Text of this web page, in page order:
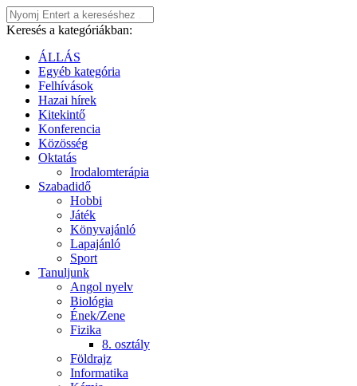
Keresés a kategóriákban:
ÁLLÁS
Egyéb kategória
Felhívások
Hazai hírek
Kitekintő
Konferencia
Közösség
Oktatás
Irodalomterápia
Szabadidő
Hobbi
Játék
Könyvajánló
Lapajánló
Sport
Tanuljunk
Angol nyelv
Biológia
Ének/Zene
Fizika
8. osztály
Földrajz
Informatika